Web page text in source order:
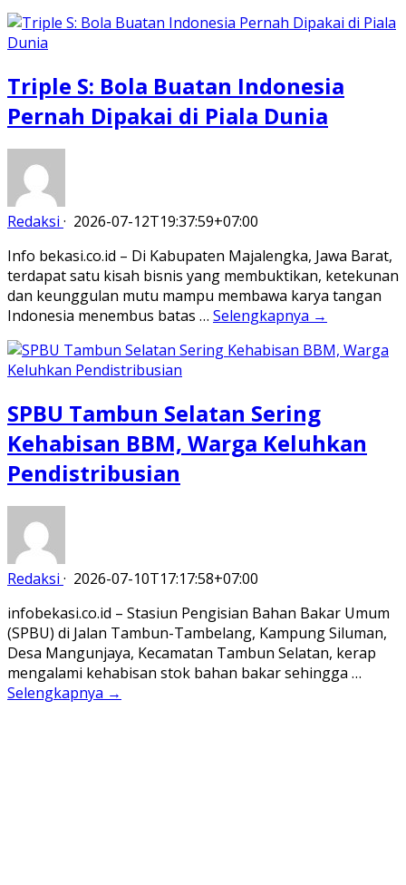
Triple S: Bola Buatan Indonesia
Pernah Dipakai di Piala Dunia
Redaksi · 2026-07-12T19:37:59+07:00
Info bekasi.co.id – Di Kabupaten Majalengka, Jawa Barat,
terdapat satu kisah bisnis yang membuktikan, ketekunan
dan keunggulan mutu mampu membawa karya tangan
Indonesia menembus batas … Selengkapnya →
SPBU Tambun Selatan Sering
Kehabisan BBM, Warga Keluhkan
Pendistribusian
Redaksi · 2026-07-10T17:17:58+07:00
infobekasi.co.id – Stasiun Pengisian Bahan Bakar Umum
(SPBU) di Jalan Tambun-Tambelang, Kampung Siluman,
Desa Mangunjaya, Kecamatan Tambun Selatan, kerap
mengalami kehabisan stok bahan bakar sehingga …
Selengkapnya →